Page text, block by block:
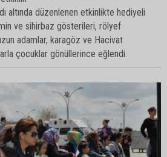
altında düzenlenen etkinlikte hediyeli
ve sihirbaz gösterileri, rölyef
adamlar, karagöz ve Hacivat
çocuklar gönüllerince eğlendi.